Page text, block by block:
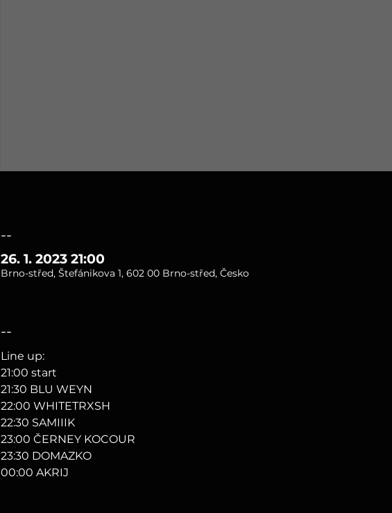
--
26. 1. 2023 21:00
Brno-střed, Štefánikova 1, 602 00 Brno-střed, Česko
--
Line up:
21:00 start
21:30 BLU WEYN
22:00 WHITETRXSH
22:30 SAMIIIK
23:00 ČERNEY KOCOUR
23:30 DOMAZKO
00:00 AKRIJ